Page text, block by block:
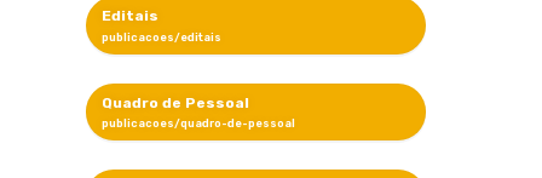
Editais
Quadro de Pessoal